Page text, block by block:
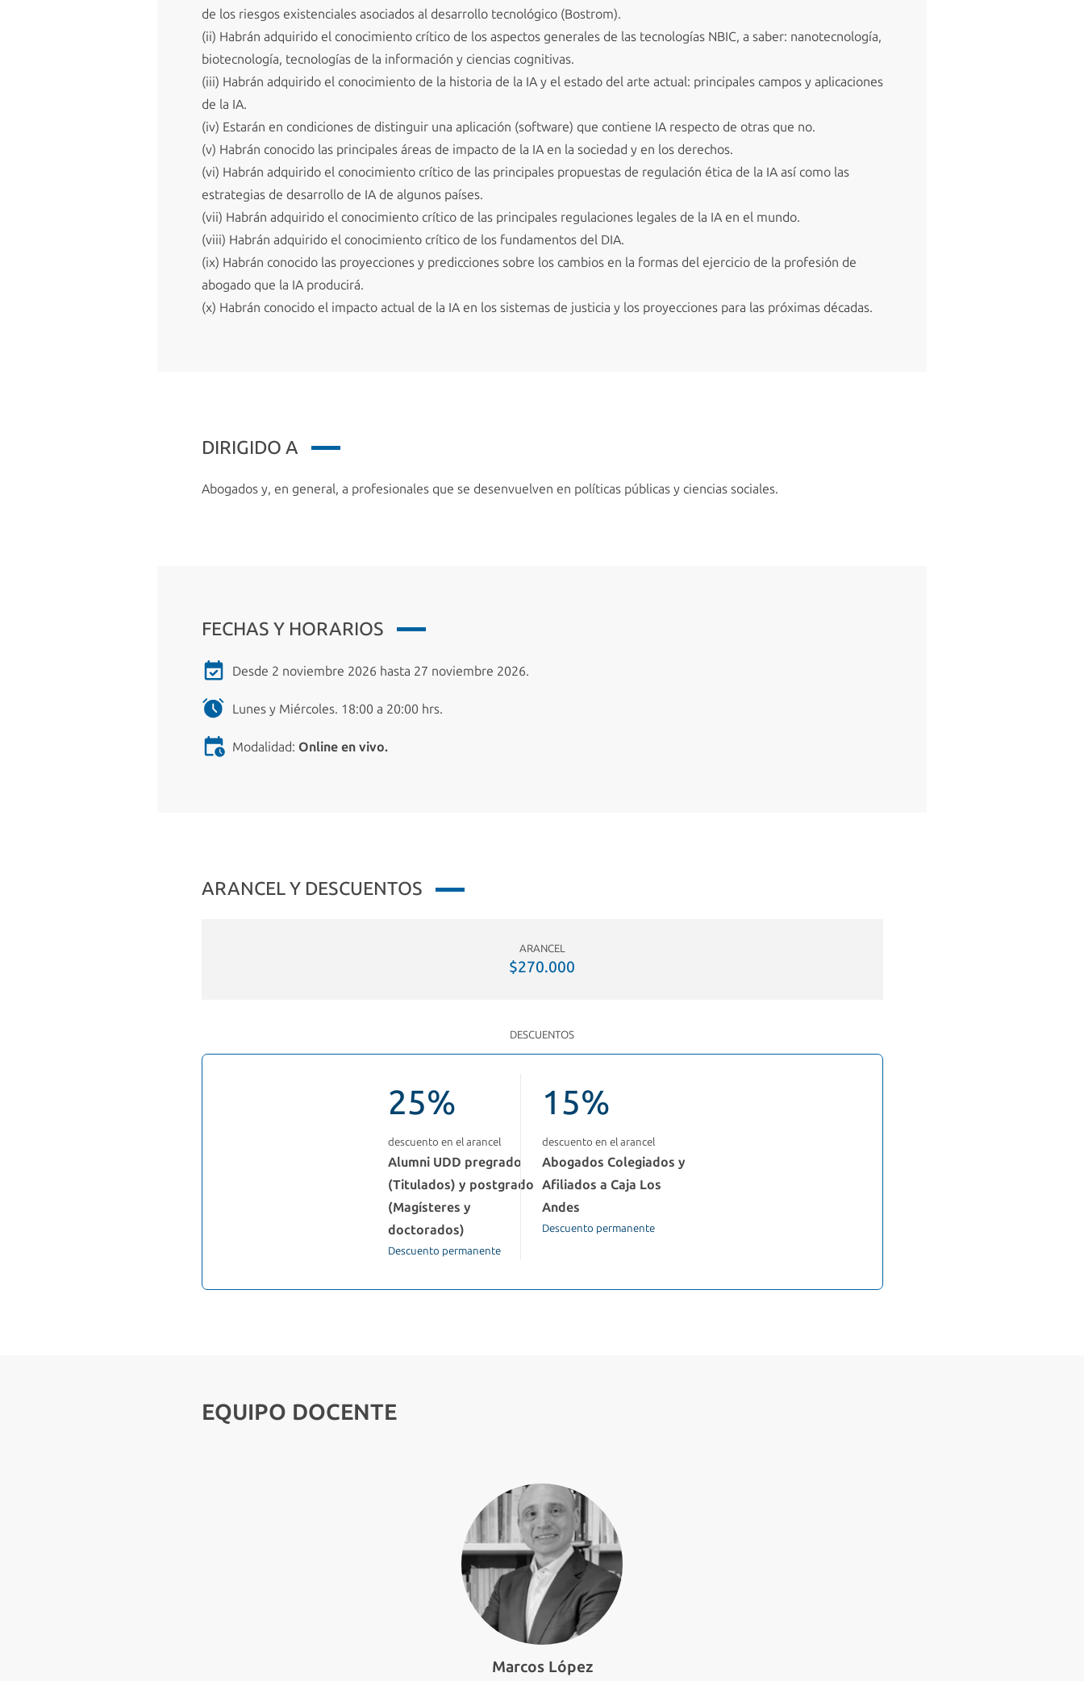
de los riesgos existenciales asociados al desarrollo tecnológico (Bostrom).
(ii) Habrán adquirido el conocimiento crítico de los aspectos generales de las tecnologías NBIC, a saber: nanotecnología,
biotecnología, tecnologías de la información y ciencias cognitivas.
(iii) Habrán adquirido el conocimiento de la historia de la IA y el estado del arte actual: principales campos y aplicaciones
de la IA.
(iv) Estarán en condiciones de distinguir una aplicación (software) que contiene IA respecto de otras que no.
(v) Habrán conocido las principales áreas de impacto de la IA en la sociedad y en los derechos.
(vi) Habrán adquirido el conocimiento crítico de las principales propuestas de regulación ética de la IA así como las
estrategias de desarrollo de IA de algunos países.
(vii) Habrán adquirido el conocimiento crítico de las principales regulaciones legales de la IA en el mundo.
(viii) Habrán adquirido el conocimiento crítico de los fundamentos del DIA.
(ix) Habrán conocido las proyecciones y predicciones sobre los cambios en la formas del ejercicio de la profesión de
abogado que la IA producirá.
(x) Habrán conocido el impacto actual de la IA en los sistemas de justicia y los proyecciones para las próximas décadas.
DIRIGIDO A
Abogados y, en general, a profesionales que se desenvuelven en políticas públicas y ciencias sociales.
FECHAS Y HORARIOS
Desde 2 noviembre 2026 hasta 27 noviembre 2026.
Lunes y Miércoles. 18:00 a 20:00 hrs.
Modalidad: Online en vivo.
ARANCEL Y DESCUENTOS
ARANCEL
$270.000
DESCUENTOS
25%
descuento en el arancel
Alumni UDD pregrado
(Titulados) y postgrado
(Magísteres y
doctorados)
Descuento permanente
15%
descuento en el arancel
Abogados Colegiados y
Afiliados a Caja Los
Andes
Descuento permanente
EQUIPO DOCENTE
Marcos López